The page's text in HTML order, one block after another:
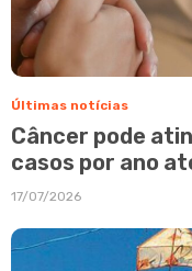
Últimas notícias
Câncer pode
casos por ano
17/07/2026